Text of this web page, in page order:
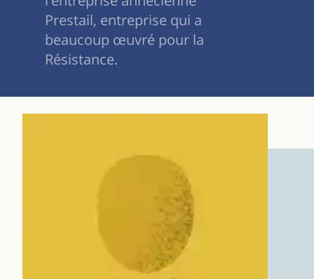
Prestail, entreprise qui a
beaucoup œuvré pour la
Résistance.